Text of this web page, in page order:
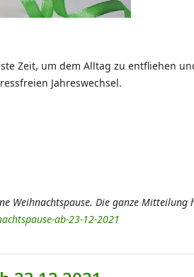
Zeit, um dem Alltag zu entfliehen
Jahreswechsel.
Weihnachtspause. Die ganze Mitteilung
ab-23-12-2021